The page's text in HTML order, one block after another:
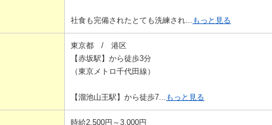
社食も完備されたとても洗練され... もっと見る
東京都 / 港区
【赤坂駅】から徒歩3分
（東京メトロ千代田線）
【溜池山王駅】から徒歩7... もっと見る
時給2,500円～3,000円